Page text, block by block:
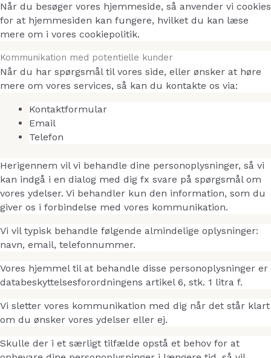
Når du besøger vores hjemmeside, så anvender vi cookies
for at hjemmesiden kan fungere, hvilket du kan læse
mere om i vores cookiepolitik.
Kommunikation med potentielle kunder
Når du har spørgsmål til vores side, eller ønsker at høre
mere om vores services, så kan du kontakte os via:
Kontaktformular
Email
Telefon
Herigennem vil vi behandle dine personoplysninger, så vi
kan indgå i en dialog med dig fx svare på spørgsmål om
vores ydelser. Vi behandler kun den information, som du
giver os i forbindelse med vores kommunikation.
Vi vil typisk behandle følgende almindelige oplysninger:
navn, email, telefonnummer.
Vores hjemmel til at behandle disse personoplysninger er
databeskyttelsesforordningens artikel 6, stk. 1 litra f.
Vi sletter vores kommunikation med dig når det står klart
om du ønsker vores ydelser eller ej.
Skulle der i et særligt tilfælde opstå et behov for at